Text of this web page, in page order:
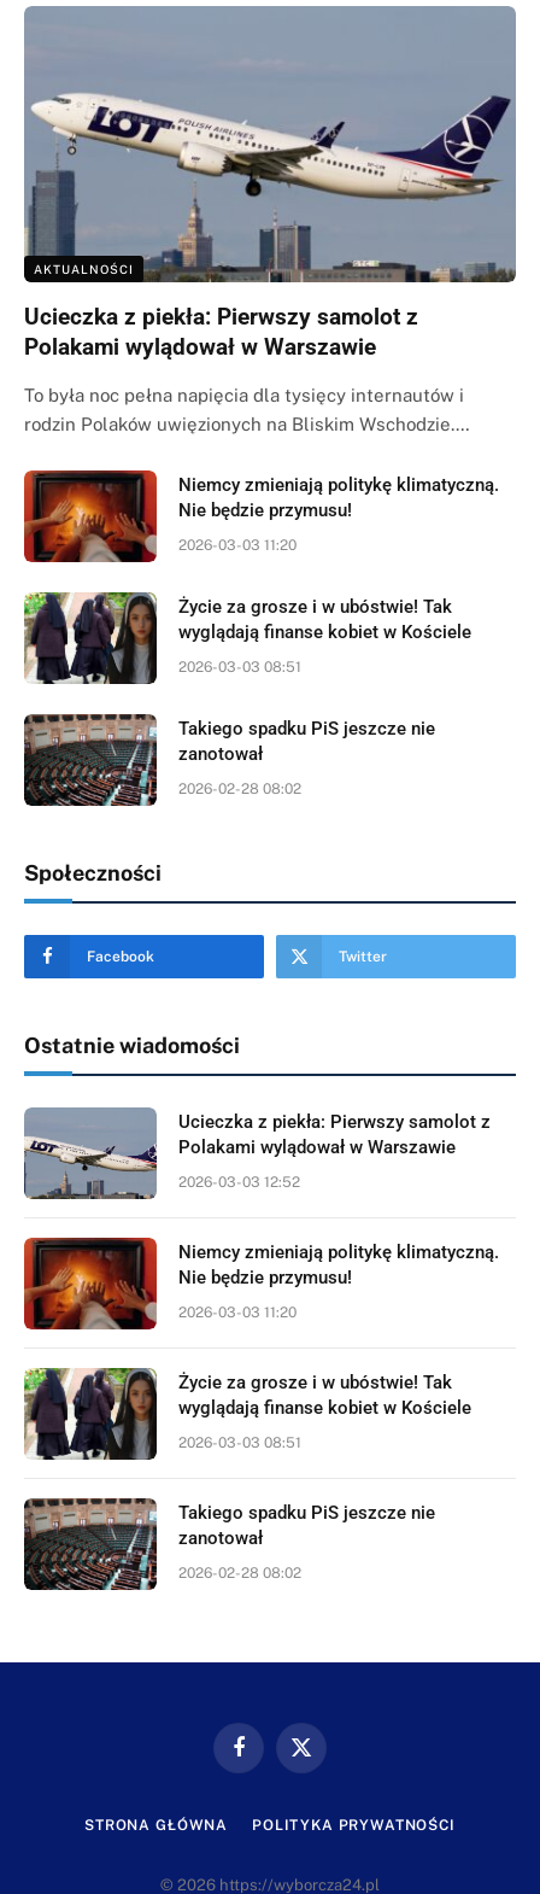
AKTUALNOŚCI
Ucieczka z piekła: Pierwszy samolot z
Polakami wylądował w Warszawie
To była noc pełna napięcia dla tysięcy internautów i
rodzin Polaków uwięzionych na Bliskim Wschodzie.…
Niemcy zmieniają politykę klimatyczną.
Nie będzie przymusu!
2026-03-03 11:20
Życie za grosze i w ubóstwie! Tak
wyglądają finanse kobiet w Kościele
2026-03-03 08:51
Takiego spadku PiS jeszcze nie
zanotował
2026-02-28 08:02
Społeczności
Facebook Twitter
Ostatnie wiadomości
Ucieczka z piekła: Pierwszy samolot z
Polakami wylądował w Warszawie
2026-03-03 12:52
Niemcy zmieniają politykę klimatyczną.
Nie będzie przymusu!
2026-03-03 11:20
Życie za grosze i w ubóstwie! Tak
wyglądają finanse kobiet w Kościele
2026-03-03 08:51
Takiego spadku PiS jeszcze nie
zanotował
2026-02-28 08:02
FacebookX
STRONA GŁÓWNA POLITYKA PRYWATNOŚCI
© 2026 https://wyborcza24.pl